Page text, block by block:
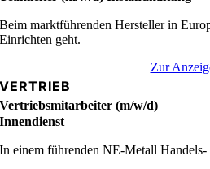
Beim marktführenden Hersteller in
Einrichten geht.
Zur
VERTRIEB
Vertriebsmitarbeiter (m/w/d)
Innendienst
In einem führenden NE-Metall